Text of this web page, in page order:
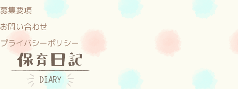
募集要項
お問い合わせ
プライバシーポリシー